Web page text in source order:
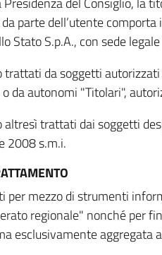
parte dell’utente
Stato S.p.A., con sede
trattati da soggetti
da autonomi "Titolari",
altresì trattati dai soggetti
2008 s.m.i.
per mezzo di strumenti
regionale" nonché per
esclusivamente